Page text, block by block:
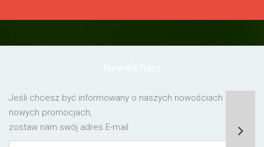
Jeśli chcesz być informowany o naszych nowościach lub o
nowych promocjach,
zostaw nam swój adres E-mail